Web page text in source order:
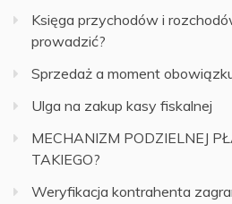
Księga przychodów i
prowadzić?
Sprzedaż a moment
Ulga na zakup kasy fiskalnej
MECHANIZM PODZIELNEJ
TAKIEGO?
Weryfikacja kontrahenta